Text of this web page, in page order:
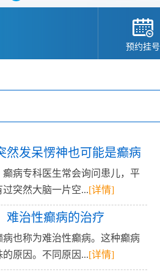
预约挂号
然发呆愣神也可能是癫病
癫病专科医生常会询问患儿，平
过突然大脑一片空...[详情]
难治性癫病的治疗
病也称为难治性癫病。这种癫病
的原因。不同原因...[详情]